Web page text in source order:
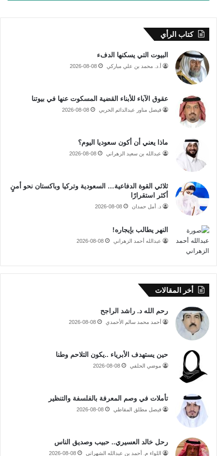
كتاب الرأي
البيوت التي يسكنها الدفء
أ.د. محمد بن علي مباركي 2026-08-08
عقوق الآباء للأبناء القضية المسكوت عنها في بيوتنا
فيصل مناور عبدالدائم الحربي 2026-08-08
ماذا يعني أن أكون سعوديا اليوم؟
عبدالله بن سعيد الزهراني 2026-08-08
ثلاثي القوة الدفاعية… السعودية وتركيا وباكستان نحو أمنٍ
أكثر استقرارًا
د. أمل حمدان 2026-08-08
النهر يطالب بإيجاره!
عبدالله أحمد الزهراني 2026-08-08
أخر المقالات
رحم الله د. راشد الراجح
أحمد محمد سالم الأحمدي 2026-08-08
حين يستهدف الأبرياء ..يكون التلاحم وطنا
موضي الحلفي 2026-08-08
تأملات في وصم المعرفة بالفلسفة والتنظير
فيصل مطلق المقاطي 2026-08-08
رحل خالد العسيري.. حبيب وصديق الناس
اللواء م. أحمد بن عبدالله الشهراني 2026-08-08